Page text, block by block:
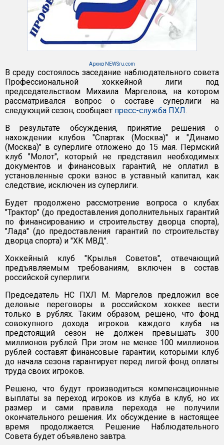
Архив NEWSru.com
В среду состоялось заседание наблюдательного совета
Профессиональной хоккейной лиги под
председательством Михаила Маргелова, на котором
рассматривался вопрос о составе суперлиги на
следующий сезон, сообщает пресс-служба ПХЛ.
В результате обсуждения, принятие решения о
нахождении клубов "Спартак (Москва)" и "Динамо
(Москва)" в суперлиге отложено до 15 мая. Пермский
клуб "Молот", который не представил необходимых
документов и финансовых гарантий, не оплатил в
установленные сроки взнос в уставный капитал, как
следствие, исключен из суперлиги.
Будет продолжено рассмотрение вопроса о клубах
"Трактор" (до предоставления дополнительных гарантий
по финансированию и строительству дворца спорта),
"Лада" (до предоставления гарантий по строительству
дворца спорта) и "ХК МВД".
Хоккейный клуб "Крылья Советов", отвечающий
предъявляемым требованиям, включен в состав
российской суперлиги.
Председатель НС ПХЛ М. Маргелов предложил все
деловые переговоры в российском хоккее вести
только в рублях. Таким образом, решено, что фонд
совокупного дохода игроков каждого клуба на
предстоящий сезон не должен превышать 300
миллионов рублей. При этом не менее 100 миллионов
рублей составят финансовые гарантии, которыми клуб
до начала сезона гарантирует перед лигой фонд оплаты
труда своих игроков.
Решено, что будут производиться компенсационные
выплаты за переход игроков из клуба в клуб, но их
размер и сами правила перехода не получили
окончательного решения. Их обсуждение в настоящее
время продолжается. Решение Наблюдательного
Совета будет объявлено завтра.